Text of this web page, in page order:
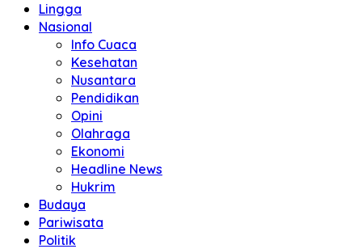
Lingga
Nasional
Info Cuaca
Kesehatan
Nusantara
Pendidikan
Opini
Olahraga
Ekonomi
Headline News
Hukrim
Budaya
Pariwisata
Politik